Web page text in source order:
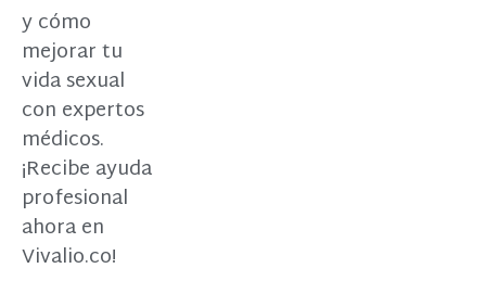
y cómo
mejorar tu
vida sexual
con expertos
médicos.
¡Recibe ayuda
profesional
ahora en
Vivalio.co!